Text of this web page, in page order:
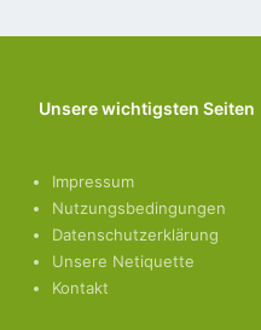
Unsere wichtigsten Seiten
Impressum
Nutzungsbedingungen
Datenschutzerklärung
Unsere Netiquette
Kontakt